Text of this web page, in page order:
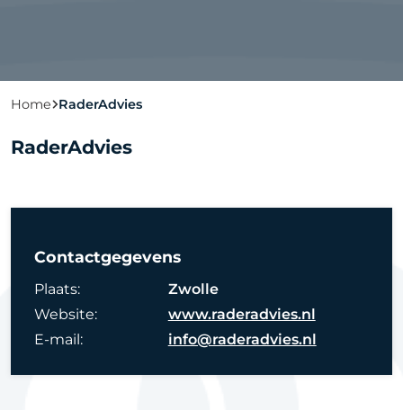
Home RaderAdvies
RaderAdvies
Contactgegevens
Plaats:
Zwolle
Website:
www.raderadvies.nl
E-mail:
info@raderadvies.nl